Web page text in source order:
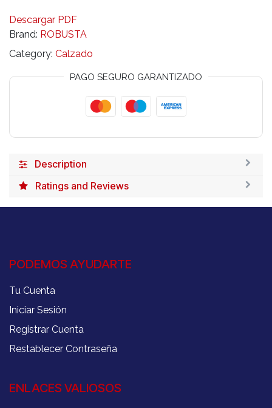
Descargar PDF
Brand: ROBUSTA
Category: Calzado
PAGO SEGURO GARANTIZADO
Description
Ratings and Reviews
PODEMOS AYUDARTE
Tu Cuenta
Iniciar Sesión
Registrar Cuenta
Restablecer Contraseña
ENLACES VALIOSOS